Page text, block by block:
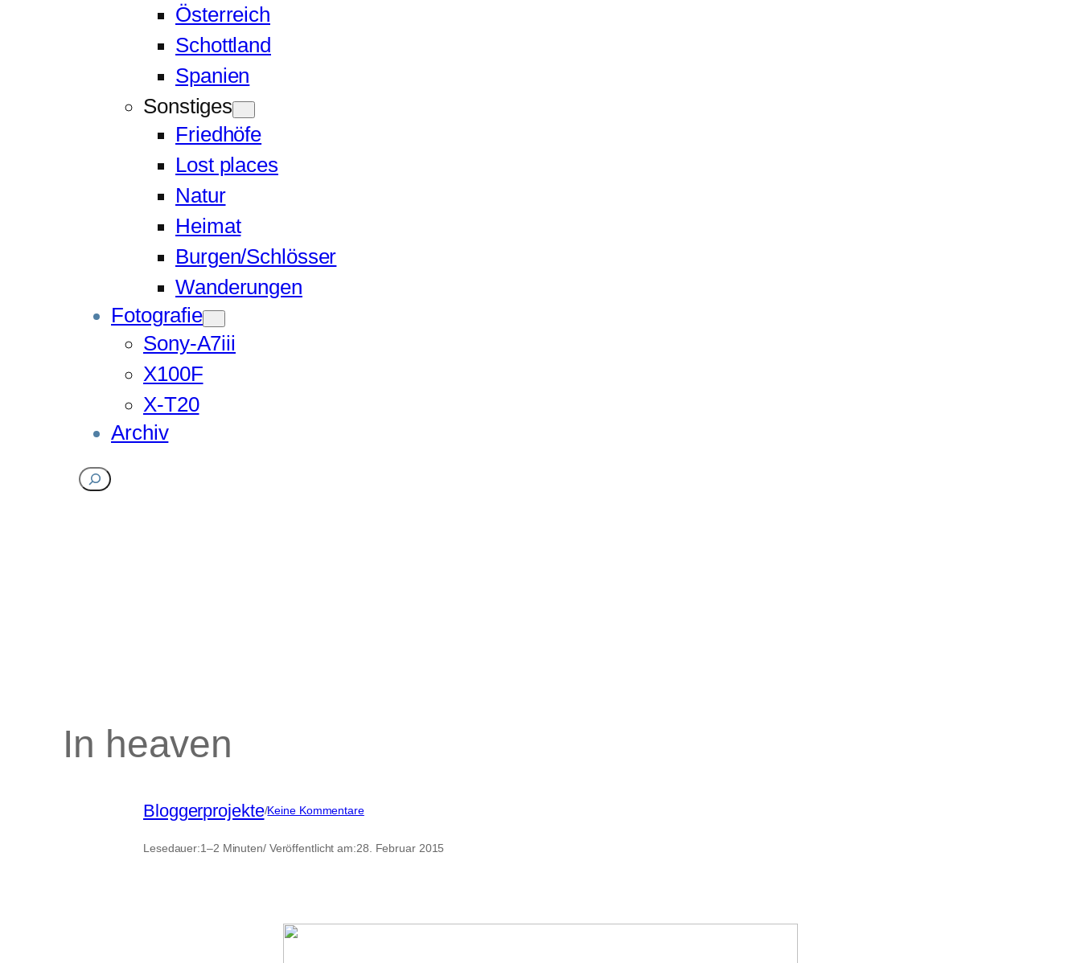
Österreich
Schottland
Spanien
Sonstiges
Friedhöfe
Lost places
Natur
Heimat
Burgen/Schlösser
Wanderungen
Fotografie
Sony-A7iii
X100F
X-T20
Archiv
Suchen
In heaven
Bloggerprojekte/Keine Kommentarezu
Lesedauer:1–2 Minuten/ Veröffentlicht am:28. Februar 2015